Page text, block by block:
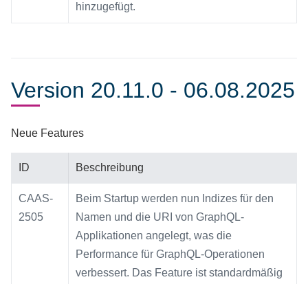
hinzugefügt.
Version 20.11.0 - 06.08.2025
Neue Features
ID Beschreibung
CAAS-
2505
Beim Startup werden nun Indizes für den
Namen und die URI von GraphQL-
Applikationen angelegt, was die
Performance für GraphQL-Operationen
verbessert. Das Feature ist standardmäßig